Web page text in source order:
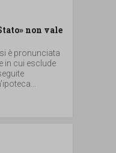
non vale
è pronunciata
in cui esclude